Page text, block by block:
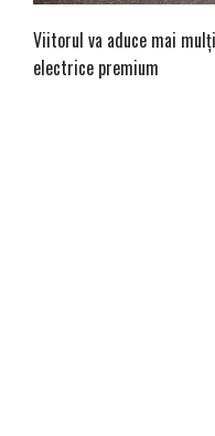
Viitorul va aduce mai
electrice premium